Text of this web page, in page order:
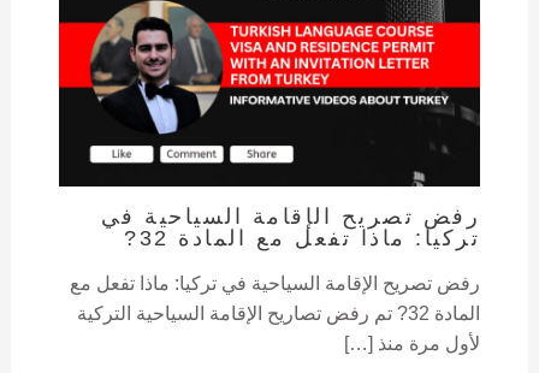
رفض تصريح الإقامة السياحية في
تركيا: ماذا تفعل مع المادة 32?
رفض تصريح الإقامة السياحية في تركيا: ماذا تفعل مع
المادة 32? تم رفض تصاريح الإقامة السياحية التركية
لأول مرة منذ […]